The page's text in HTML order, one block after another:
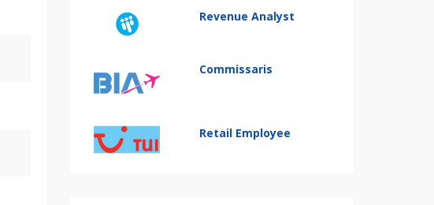
Revenue Analyst
Commissaris
Retail Employee